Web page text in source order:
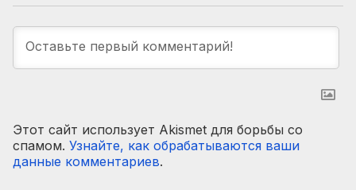
Этот сайт использует Akismet для борьбы со
спамом. Узнайте, как обрабатываются ваши
данные комментариев.